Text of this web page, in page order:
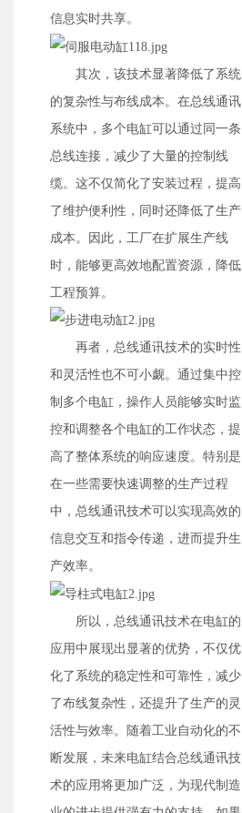
信息实时共享。
其次，该技术显著降低了系统
的复杂性与布线成本。在总线通讯
系统中，多个电缸可以通过同一条
总线连接，减少了大量的控制线
缆。这不仅简化了安装过程，提高
了维护便利性，同时还降低了生产
成本。因此，工厂在扩展生产线
时，能够更高效地配置资源，降低
工程预算。
再者，总线通讯技术的实时性
和灵活性也不可小觑。通过集中控
制多个电缸，操作人员能够实时监
控和调整各个电缸的工作状态，提
高了整体系统的响应速度。特别是
在一些需要快速调整的生产过程
中，总线通讯技术可以实现高效的
信息交互和指令传递，进而提升生
产效率。
所以，总线通讯技术在电缸的
应用中展现出显著的优势，不仅优
化了系统的稳定性和可靠性，减少
了布线复杂性，还提升了生产的灵
活性与效率。随着工业自动化的不
断发展，未来电缸结合总线通讯技
术的应用将更加广泛，为现代制造